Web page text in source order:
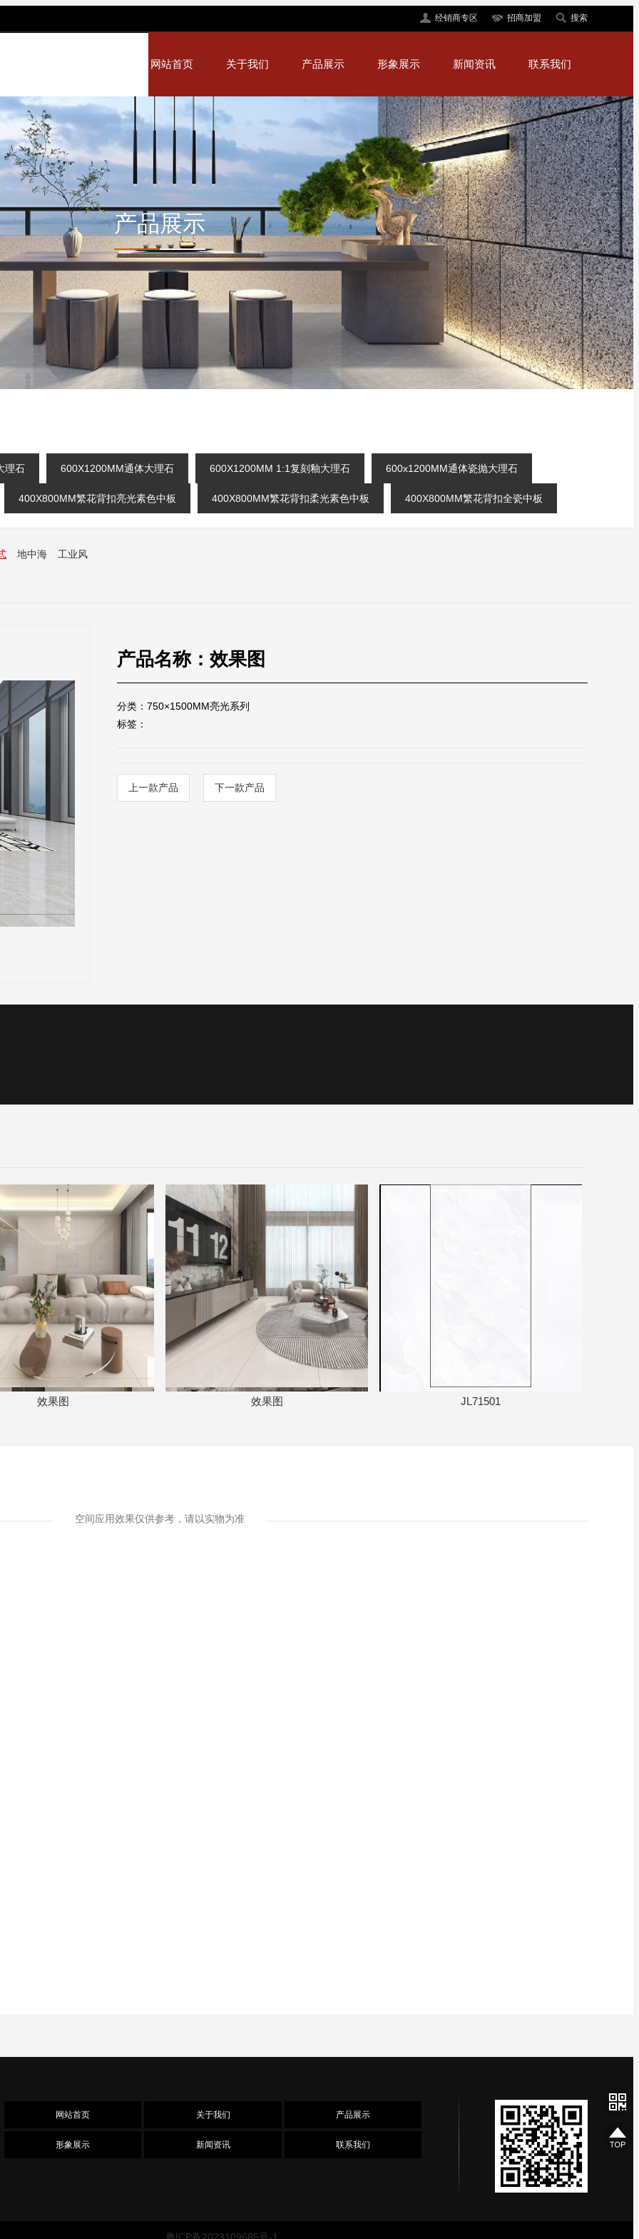
搜索
招商加盟
经销商专区
网站首页 关于我们 产品展示 形象展示 新闻资讯 联系我们
产品展示
理石 600X1200MM通体大理石 600X1200MM 1:1复刻釉大理石 600x1200MM通体瓷抛大理石
400X800MM繁花背扣亮光素色中板 400X800MM繁花背扣柔光素色中板 400X800MM繁花背扣全瓷中板
地中海 工业风
产品名称：效果图
分类：750×1500MM亮光系列
标签：
上一款产品 下一款产品
效果图 效果图 JL71501
空间应用效果仅供参考，请以实物为准
网站首页 关于我们 产品展示
形象展示 新闻资讯 联系我们